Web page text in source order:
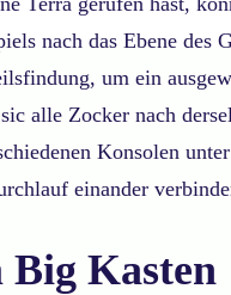
nach das Ebene des
um ein
alle Zocker nach
Konsolen
einander
Big Kasten